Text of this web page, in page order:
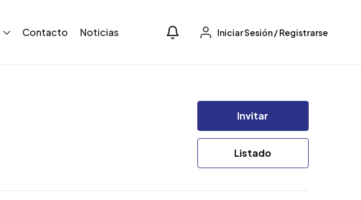
Contacto Noticias Iniciar Sesión/Registrarse
Invitar
Listado